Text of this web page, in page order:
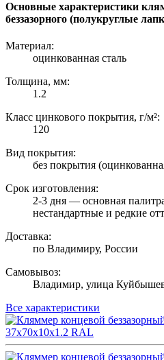
Основные характеристики
беззазорного (полукруглые
Материал:
оцинкованная сталь
Толщина, мм:
1.2
Класс цинкового покрытия, г/м²:
120
Вид покрытия:
без покрытия
Срок изготовления:
2-3 дня — основная
нестандартные и редкие
Доставка:
по Владимиру, России
Самовывоз:
Владимир, улица
Все характеристики